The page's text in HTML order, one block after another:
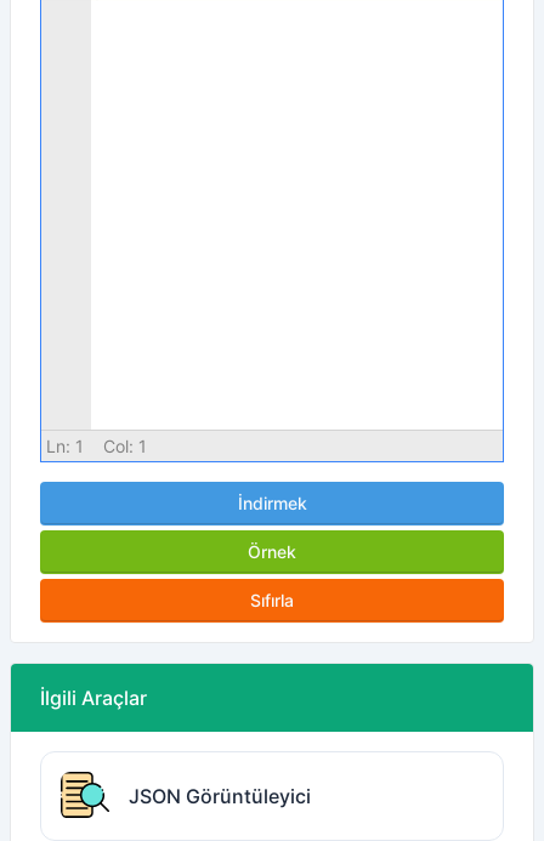
Ln: 1 Col: 1
İndirmek
Örnek
Sıfırla
İlgili Araçlar
JSON Görüntüleyici